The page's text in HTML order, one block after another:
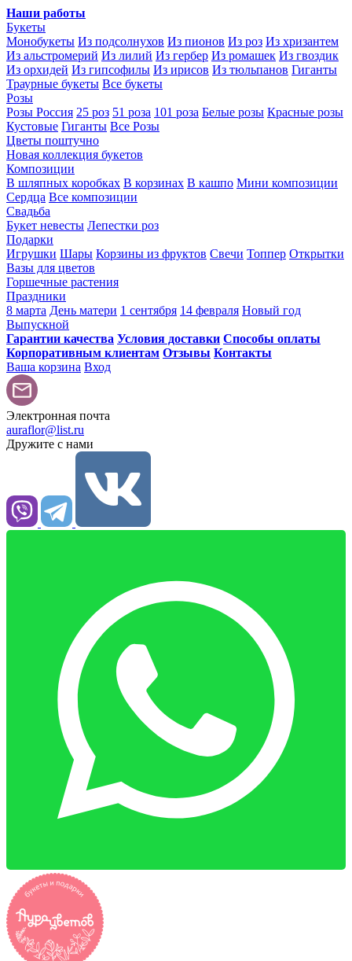
Наши работы
Букеты
Монобукеты Из подсолнухов Из пионов Из роз Из хризантем
Из альстромерий Из лилий Из гербер Из ромашек Из гвоздик
Из орхидей Из гипсофилы Из ирисов Из тюльпанов Гиганты
Траурные букеты Все букеты
Розы
Розы Россия 25 роз 51 роза 101 роза Белые розы Красные розы
Кустовые Гиганты Все Розы
Цветы поштучно
Новая коллекция букетов
Композиции
В шляпных коробках В корзинах В кашпо Мини композиции
Сердца Все композиции
Свадьба
Букет невесты Лепестки роз
Подарки
Игрушки Шары Корзины из фруктов Свечи Топпер Открытки
Вазы для цветов
Горшечные растения
Праздники
8 марта День матери 1 сентября 14 февраля Новый год
Выпускной
Гарантии качества Условия доставки Способы оплаты
Корпоративным клиентам Отзывы Контакты
Ваша корзина Вход
Электронная почта
auraflor@list.ru
Дружите с нами